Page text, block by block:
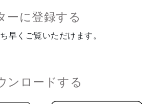
ーに登録する
早くご覧いただけます。
ンロードする